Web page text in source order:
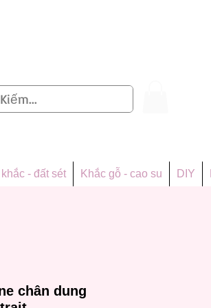
- đất sét Khắc gỗ - cao su DIY
chân dung